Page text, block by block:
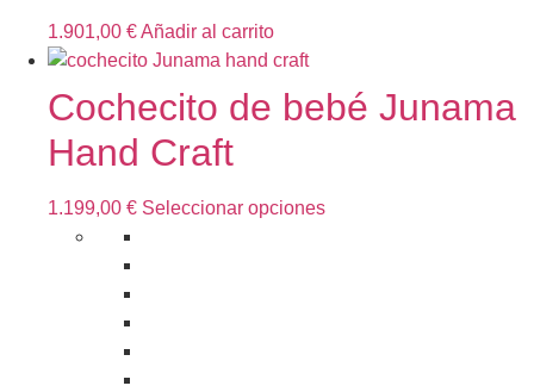
1.901,00 €Añadir al carrito
Cochecito de bebé Junama
Hand Craft
1.199,00 € Seleccionar opcionesEste